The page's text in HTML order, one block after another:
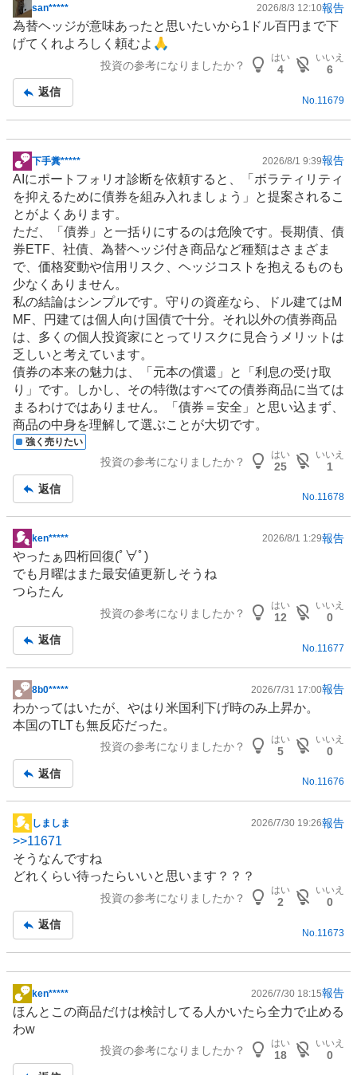
掲
示
板
san***** 2026/8/3 12:10報告
為替ヘッジが意味あったと思いたいから1ドル百円まで下
げてくれよろしく頼むよ🙏
投資の参考になりましたか？
はい
4
いいえ
6
返信
No. 11679
掲
示
板
記
事
下手糞***** 2026/8/1 9:39報告
AIにポートフォリオ診断を依頼すると、「ボラティリティ
を抑えるために債券を組み入れましょう」と提案されるこ
とがよくあります。
ただ、「債券」と一括りにするのは危険です。長期債、債
券ETF、社債、為替ヘッジ付き商品など種類はさまざま
で、価格変動や信用リスク、ヘッジコストを抱えるものも
少なくありません。
私の結論はシンプルです。守りの資産なら、ドル建てはM
MF、円建ては個人向け国債で十分。それ以外の債券商品
は、多くの個人投資家にとってリスクに見合うメリットは
乏しいと考えています。
債券の本来の魅力は、「元本の償還」と「利息の受け取
り」です。しかし、その特徴はすべての債券商品に当ては
まるわけではありません。「債券＝安全」と思い込まず、
商品の中身を理解して選ぶことが大切です。
強く売りたい
投資の参考になりましたか？
はい
25
いいえ
1
返信
No.11678
掲
示
板
記
ken***** 2026/8/1 1:29報告
やったぁ四桁回復(ﾟ∀ﾟ)
でも月曜はまた最安値更新しそうね
つらたん
投資の参考になりましたか？
はい
12
いいえ
0
返信
No. 11677
掲
示
板
8b0***** 2026/7/31 17:00報告
わかってはいたが、やはり米国利下げ時のみ上昇か。
本国のTLTも無反応だった。
投資の参考になりましたか？
はい
5
いいえ
0
返信
No.11676
掲
示
板
記
しましま 2026/7/30 19:26報告
>>11671
そうなんですね
どれくらい待ったらいいと思います？？？
投資の参考になりましたか？
はい
2
いいえ
0
返信
No. 11673
掲
示
板
ken***** 2026/7/30 18:15報告
ほんとこの商品だけは検討してる人かいたら全力で止める
わw
投資の参考になりましたか？
はい
18
いいえ
0